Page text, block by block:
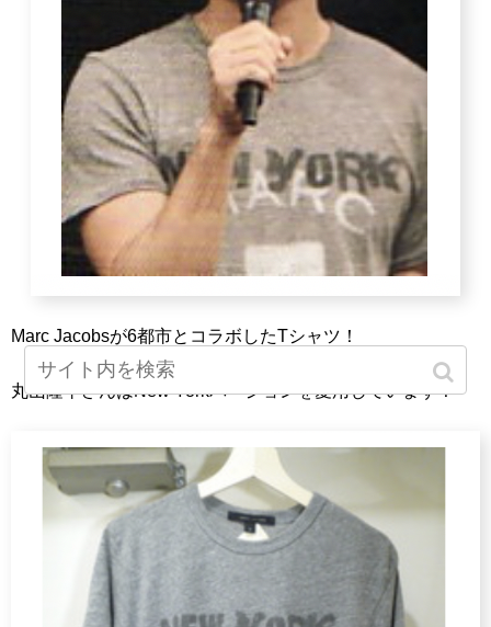
Marc Jacobsが6都市とコラボしたTシャツ！
丸山隆平さんはNew Yorkバージョンを愛用しています！